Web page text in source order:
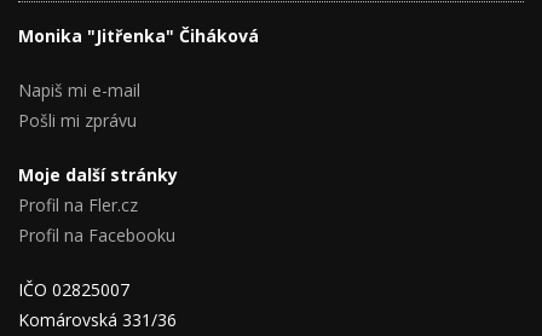
Monika "Jitřenka" Čiháková
Napiš mi e-mail
Pošli mi zprávu
Moje další stránky
Profil na Fler.cz
Profil na Facebooku
IČO 02825007
Komárovská 331/36